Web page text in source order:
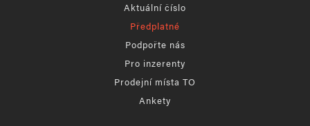
Aktuální číslo
Předplatné
Podpořte nás
Pro inzerenty
Prodejní místa TO
Ankety